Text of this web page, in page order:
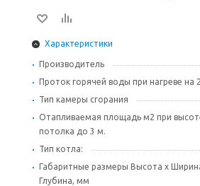
Характеристики
Производитель
Проток горячей воды при нагреве на
Тип камеры сгорания
Отапливаемая площадь м2 при
потолка до 3 м.
Тип котла:
Габаритные размеры Высота х
Глубина, мм